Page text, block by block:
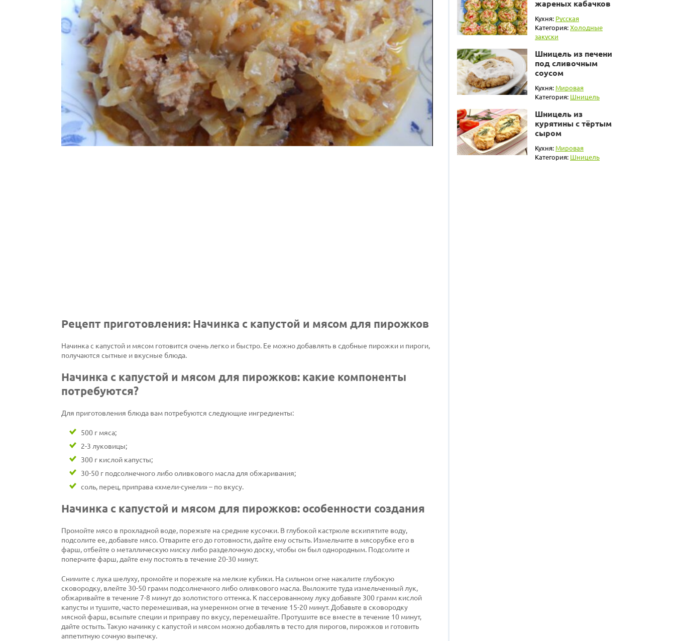
Рецепт приготовления: Начинка с капустой и мясом для пирожков
Начинка с капустой и мясом готовится очень легко и быстро. Ее можно добавлять в сдобные пирожки и пироги,
получаются сытные и вкусные блюда.
Начинка с капустой и мясом для пирожков: какие компоненты
потребуются?
Для приготовления блюда вам потребуются следующие ингредиенты:
500 г мяса;
2-3 луковицы;
300 г кислой капусты;
30-50 г подсолнечного либо оливкового масла для обжаривания;
соль, перец, приправа «хмели-сунели» – по вкусу.
Начинка с капустой и мясом для пирожков: особенности создания
Промойте мясо в прохладной воде, порежьте на средние кусочки. В глубокой кастрюле вскипятите воду,
подсолите ее, добавьте мясо. Отварите его до готовности, дайте ему остыть. Измельчите в мясорубке его в
фарш, отбейте о металлическую миску либо разделочную доску, чтобы он был однородным. Подсолите и
поперчите фарш, дайте ему постоять в течение 20-30 минут.
Снимите с лука шелуху, промойте и порежьте на мелкие кубики. На сильном огне накалите глубокую
сковородку, влейте 30-50 грамм подсолнечного либо оливкового масла. Выложите туда измельченный лук,
обжаривайте в течение 7-8 минут до золотистого оттенка. К пассерованному луку добавьте 300 грамм кислой
капусты и тушите, часто перемешивая, на умеренном огне в течение 15-20 минут. Добавьте в сковородку
мясной фарш, всыпьте специи и приправу по вкусу, перемешайте. Протушите все вместе в течение 10 минут,
дайте остыть. Такую начинку с капустой и мясом можно добавлять в тесто для пирогов, пирожков и готовить
аппетитную сочную выпечку.
жареных кабачков
Кухня: Русская
Категория:Холодные
закуски
Шницель из печени
под сливочным
соусом
Кухня: Мировая
Категория: Шницель
Шницель из
курятины с тёртым
сыром
Кухня: Мировая
Категория: Шницель